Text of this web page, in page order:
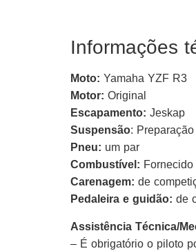
Informações
Moto: Yamaha YZF R3
Motor: Original
Escapamento: Jeskap
Suspensão:
Pneu: um par
Combustível:
Carenagem: de
Pedaleira e guidão: de
Assistência Técnica/
– É obrigatório o piloto